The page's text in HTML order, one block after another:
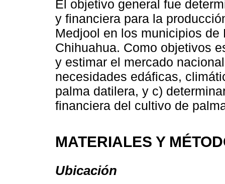
El objetivo general fue
y financiera para la
Medjool en los municipios
Chihuahua. Como objetivos
y estimar el mercado
necesidades edáficas,
palma datilera, y c)
financiera del cultivo de
MATERIALES Y
Ubicación